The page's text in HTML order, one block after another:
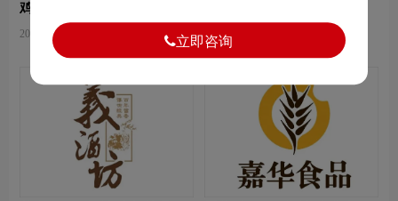
鸡尾酒LOGO设计-RIO锐澳
品牌logo设计
2021-04-13 17:58:00
雅品牌logo设计
2021-04-13 18:14:26
立即咨询